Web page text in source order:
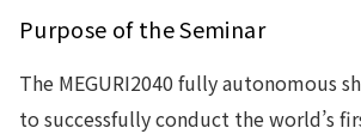
Purpose of the Seminar
The MEGURI2040 fully autonomous
to successfully conduct the world’s